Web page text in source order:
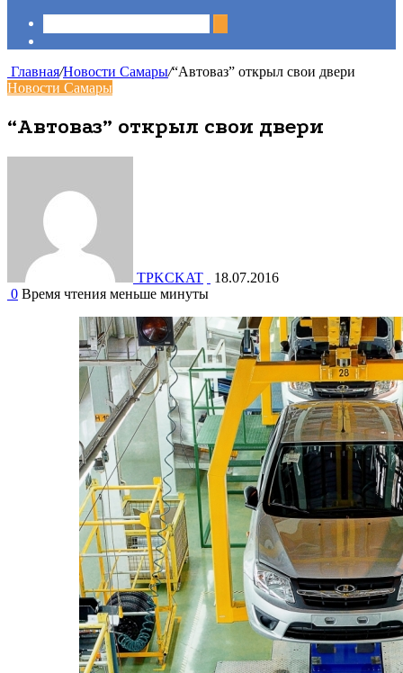
Главная/Новости Самары/“Автоваз” открыл свои двери
Новости Самары
“Автоваз” открыл свои двери
TPKCKAT
18.07.2016
0 Время чтения меньше минуты